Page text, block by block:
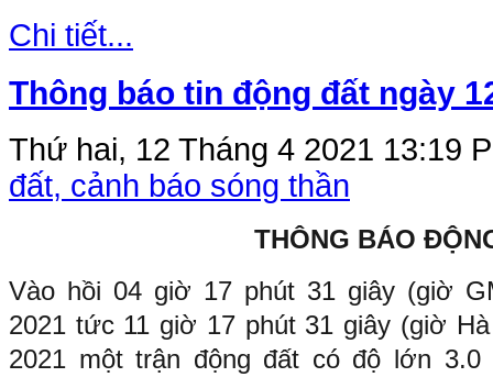
Chi tiết...
Thông báo tin động đất ngày
Thứ hai, 12 Tháng 4 2021 13:19
đất, cảnh báo sóng thần
THÔNG BÁO
Vào hồi 04 giờ 17 phút 31 giây (giờ
2021 tức 11 giờ 17 phút 31 giây (giờ
2021 một trận động đất có độ lớn